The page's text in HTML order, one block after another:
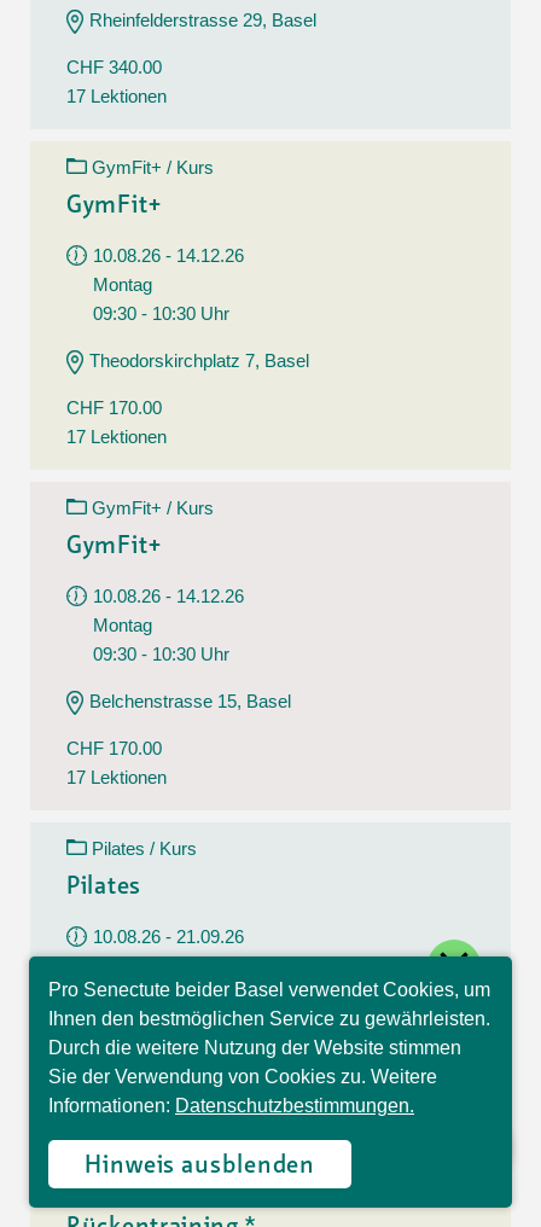
Rheinfelderstrasse 29, Basel
CHF 340.00
17 Lektionen
GymFit+ / Kurs
GymFit+
10.08.26 - 14.12.26
Montag
09:30 - 10:30 Uhr
Theodorskirchplatz 7, Basel
CHF 170.00
17 Lektionen
GymFit+ / Kurs
GymFit+
10.08.26 - 14.12.26
Montag
09:30 - 10:30 Uhr
Belchenstrasse 15, Basel
CHF 170.00
17 Lektionen
Pilates / Kurs
Pilates
10.08.26 - 21.09.26
09:30 - 10:30 Uhr
Im Westfeld 6, Basel
CHF 140.00
7 Lektionen
Rückentraining / Kurs
Pro Senectute beider Basel verwendet Cookies, um
Ihnen den bestmöglichen Service zu gewährleisten.
Durch die weitere Nutzung der Website stimmen
Sie der Verwendung von Cookies zu. Weitere
Informationen: Datenschutzbestimmungen.
Hinweis ausblenden
Hallo, ich bin Sophia und
beantworte gerne Ihre
Fragen.
close